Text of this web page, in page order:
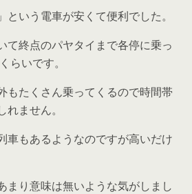
という電車が安くて便利でした。
て終点のパヤタイまで各停に乗っ
らいです。
もたくさん乗ってくるので時間帯
ません。
車もあるようなのですが高いだけ
まり意味は無いような気がしまし